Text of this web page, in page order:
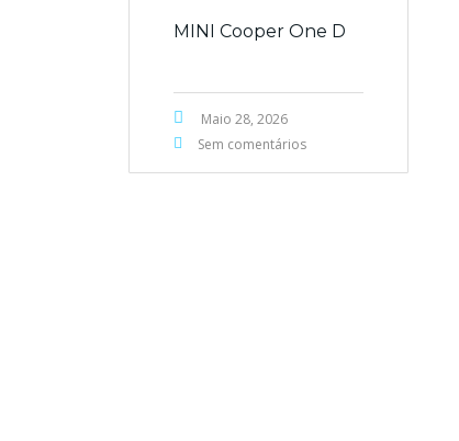
MINI Cooper One D
Maio 28, 2026
Sem comentários